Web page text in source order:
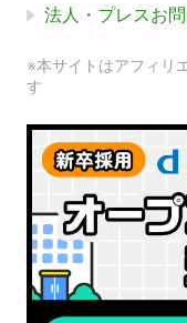
法人・プレスお
※本サイトはアフィリ
す